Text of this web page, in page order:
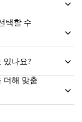
택할 수
있나요?
더해 맞춤